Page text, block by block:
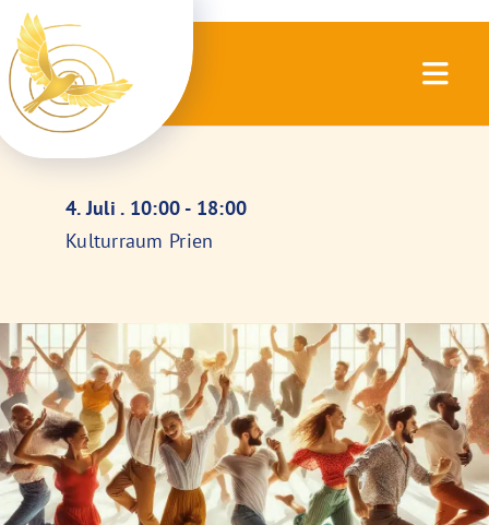
Zum
Inhalt
springen
Körper- und Atemtherapie
Angebote
Praxis
Über mich
4. Juli . 10:00 - 18:00
Kulturraum Prien